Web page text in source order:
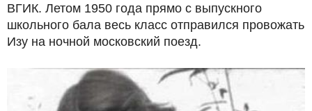
ВГИК. Летом 1950 года прямо с выпускного
школьного бала весь класс отправился провожать
Изу на ночной московский поезд.